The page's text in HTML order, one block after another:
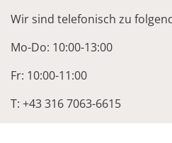
Wir sind telefonisch zu
Mo-Do: 10:00-13:00
Fr: 10:00-11:00
T: +43 316 7063-6615